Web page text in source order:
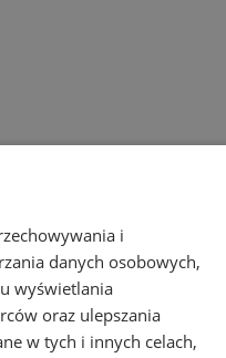
i
danych osobowych,
wyświetlania
oraz ulepszania
w tych i innych celach,